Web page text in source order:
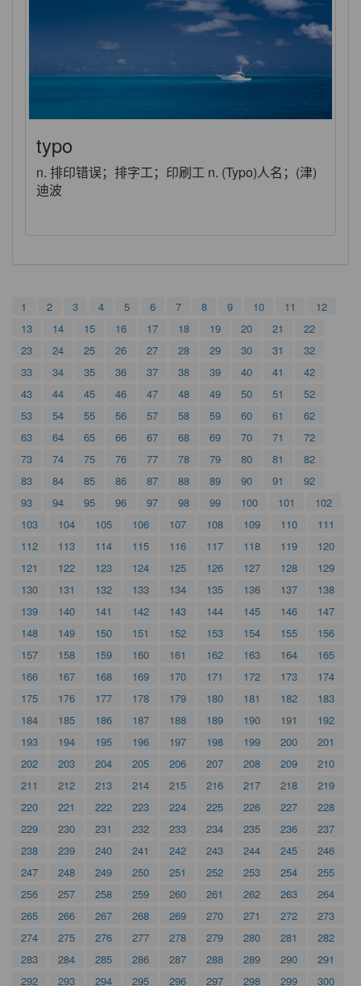
typo
n. 排印错误；排字工；印刷工 n. (Typo)人名；(津)
迪波
1 2 3 4 5 6 7 8 9 10 11
12
13
14 15 16 17 18 19 20 21
22
23
24 25 26 27 28 29 30 31
32
33
34 35 36 37 38 39 40 41
42
43
44 45 46 47 48 49 50 51
52
53
54 55 56 57 58 59 60 61
62
63
64 65 66 67 68 69 70 71
72
73
74 75 76 77 78 79 80 81
82
83
84 85 86 87 88 89 90 91
92
93
94 95 96 97 98 99 100 101
102
103
104 105 106 107 108 109 110
111
112
113 114 115 116 117 118 119
120
121
122 123 124 125 126 127 128
129
130
131 132 133 134 135 136 137
138
139
140 141 142 143 144 145 146
147
148
149 150 151 152 153 154 155
156
157
158 159 160 161 162 163 164
165
166
167 168 169 170 171 172 173
174
175
176 177 178 179 180 181 182
183
184
185 186 187 188 189 190 191
192
193
194 195 196 197 198 199 200
201
202
203 204 205 206 207 208 209
210
211
212 213 214 215 216 217 218
219
220
221 222 223 224 225 226 227
228
229
230 231 232 233 234 235 236
237
238
239 240 241 242 243 244 245
246
247
248 249 250 251 252 253 254
255
256
257 258 259 260 261 262 263
264
265
266 267 268 269 270 271 272
273
274
275 276 277 278 279 280 281
282
283
284 285 286 287 288 289 290
291
292
293 294 295 296 297 298 299 300